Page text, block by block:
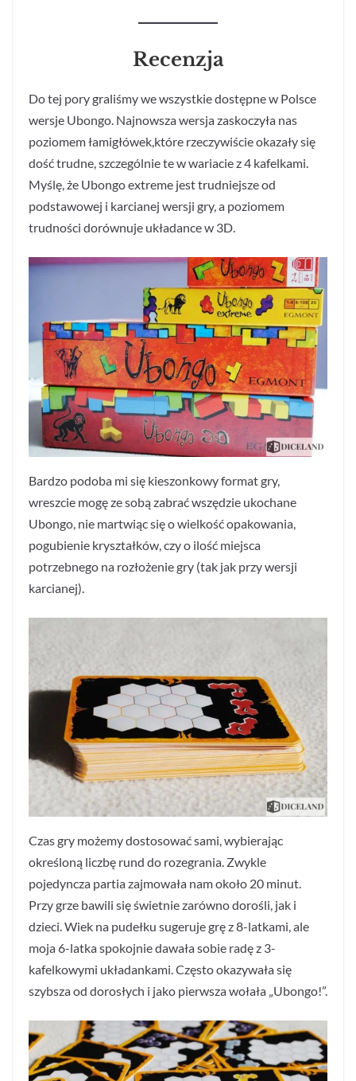
Recenzja
Do tej pory graliśmy we wszystkie dostępne w Polsce
wersje Ubongo. Najnowsza wersja zaskoczyła nas
poziomem łamigłówek,które rzeczywiście okazały się
dość trudne, szczególnie te w wariacie z 4 kafelkami.
Myślę, że Ubongo extreme jest trudniejsze od
podstawowej i karcianej wersji gry, a poziomem
trudności dorównuje układance w 3D.
Bardzo podoba mi się kieszonkowy format gry,
wreszcie mogę ze sobą zabrać wszędzie ukochane
Ubongo, nie martwiąc się o wielkość opakowania,
pogubienie kryształków, czy o ilość miejsca
potrzebnego na rozłożenie gry (tak jak przy wersji
karcianej).
Czas gry możemy dostosować sami, wybierając
określoną liczbę rund do rozegrania. Zwykle
pojedyncza partia zajmowała nam około 20 minut.
Przy grze bawili się świetnie zarówno dorośli, jak i
dzieci. Wiek na pudełku sugeruje grę z 8-latkami, ale
moja 6-latka spokojnie dawała sobie radę z 3-
kafelkowymi układankami. Często okazywała się
szybsza od dorosłych i jako pierwsza wołała „Ubongo!”.